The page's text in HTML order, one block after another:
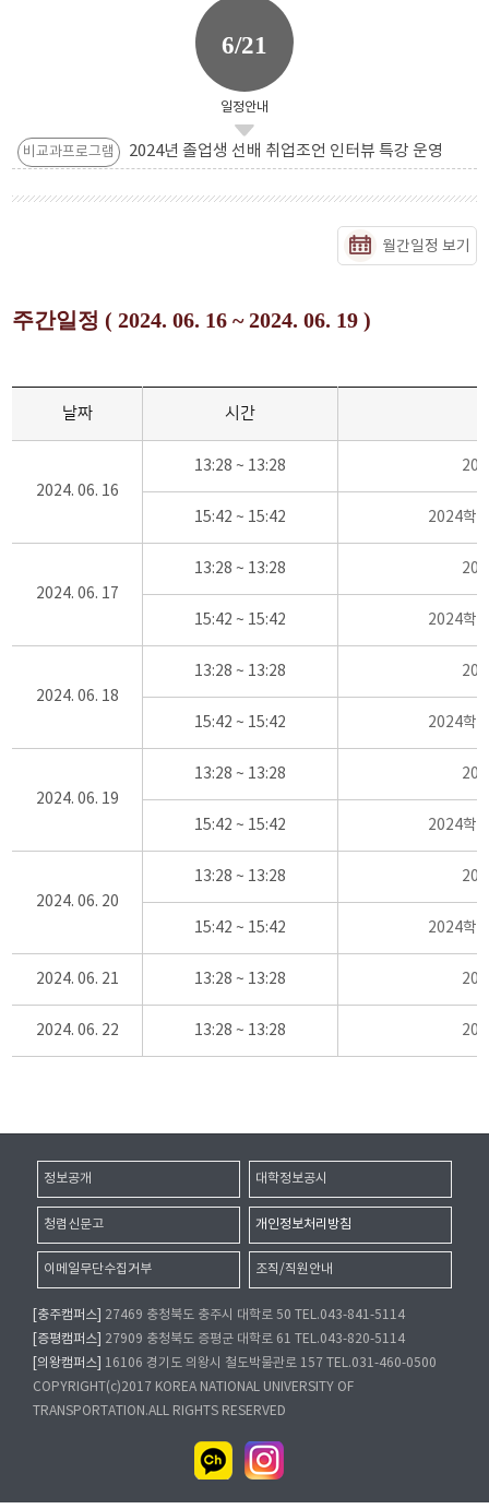
6/21
일정안내
비교과프로그램 2024년 졸업생 선배 취업조언 인터뷰 특강 운영
월간일정 보기
주간일정 ( 2024. 06. 16 ~ 2024. 06. 19 )
날짜 시간
2024. 06. 16
13:28 ~ 13:28
15:42 ~ 15:42 2024학
2024. 06. 17
13:28 ~ 13:28
15:42 ~ 15:42 2024학
2024. 06. 18
13:28 ~ 13:28
15:42 ~ 15:42 2024학
2024. 06. 19
13:28 ~ 13:28
15:42 ~ 15:42 2024학
2024. 06. 20
13:28 ~ 13:28
15:42 ~ 15:42 2024학
2024. 06. 21 13:28 ~ 13:28
2024. 06. 22 13:28 ~ 13:28
정보공개 대학정보공시
청렴신문고 개인정보처리방침
이메일무단수집거부 조직/직원안내
[충주캠퍼스]
27469 충청북도 충주시 대학로 50 TEL.043-841-5114
[증평캠퍼스]
27909 충청북도 증평군 대학로 61 TEL.043-820-5114
[의왕캠퍼스]
16106 경기도 의왕시 철도박물관로 157 TEL.031-460-0500
COPYRIGHT(c)2017 KOREA NATIONAL UNIVERSITY OF
TRANSPORTATION.ALL RIGHTS RESERVED